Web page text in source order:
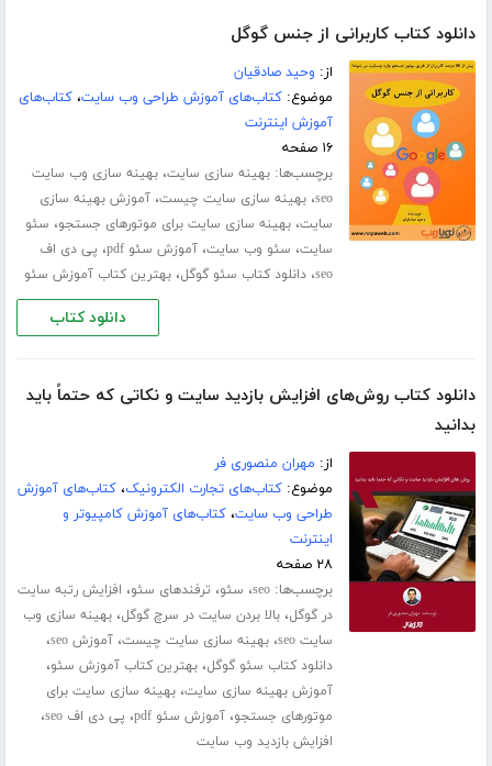
دانلود کتاب کاربرانی از جنس گوگل
از: وحید صادقیان
موضوع:کتاب‌های آموزش طراحی وب سایت،کتاب‌های
آموزش اینترنت
۱۶ صفحه
برچسب‌ها:بهینه سازی سایت،بهینه سازی وب سایت
seo،بهینه سازی سایت چیست،آموزش بهینه سازی
سایت،بهینه سازی سایت برای موتورهای جستجو، سئو
سایت، سئو وب سایت،آموزش سئو pdf ، پی دی اف
seo،دانلود کتاب سئو گوگل،بهترین کتاب آموزش سئو
دانلود کتاب
دانلود کتاب روش‌های افزایش بازدید سایت و نکاتی که حتماً باید
بدانید
از: مهران منصوری فر
موضوع:کتاب‌های تجارت الکترونیک،کتاب‌های آموزش
طراحی وب سایت،کتاب‌های آموزش کامپیوتر و
اینترنت
۲۸ صفحه
برچسب‌ها:seo، سئو، ترفندهای سئو، افزایش رتبه سایت
در گوگل،بالا بردن سایت در سرچ گوگل،بهینه سازی وب
سایت seo
،بهینه سازی سایت چیست،آموزش seo ،
دانلود کتاب سئو گوگل،بهترین کتاب آموزش سئو،
آموزش بهینه سازی سایت،بهینه سازی سایت برای
موتورهای جستجو،آموزش سئو pdf ، پی دی اف seo ،
افزایش بازدید وب سایت